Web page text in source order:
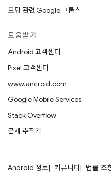
포팅 관련 Google 그룹스
도움받기
Android 고객센터
Pixel 고객센터
www.android.com
Google Mobile Services
Stack Overflow
문제 추적기
Android 정보 커뮤니티 법률 조